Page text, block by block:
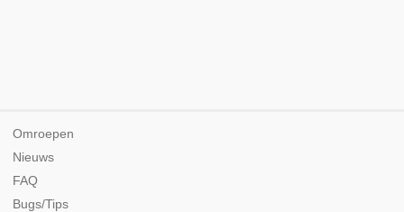
Omroepen
Nieuws
FAQ
Bugs/Tips